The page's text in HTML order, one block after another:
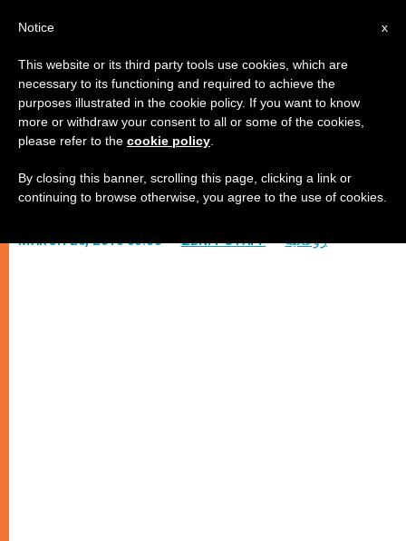
اخر كلمات (4)
للاب هاني باخوم
MARCH 26, 2010 00:00 ZENIT STAFF روحانيّة
x
Notice
This website or its third party tools use cookies, which are
necessary to its functioning and required to achieve the
purposes illustrated in the cookie policy. If you want to know
more or withdraw your consent to all or some of the cookies,
please refer to the cookie policy
By closing this banner, scrolling this page, clicking a link or
continuing to browse otherwise, you agree to the use of cookies.